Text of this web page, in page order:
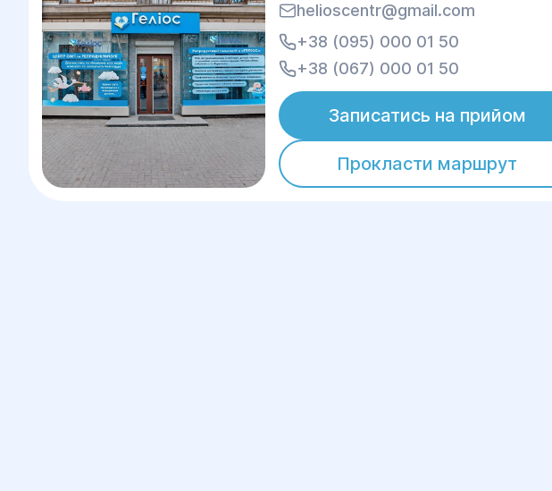
helioscentr@gmail.com
+38 (095) 000 01 50
+38 (067) 000 01 50
Записатись на прийом
Прокласти маршрут